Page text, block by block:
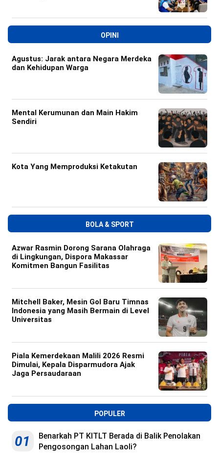
OPINI
Agustus: Jarak antara Negara Merdeka
dan Kehidupan Warga
Mental Kerumunan dan Main Hakim
Sendiri
Kota Yang Memproduksi Ketakutan
BOLA & SPORT
Azwar Rasmin Dorong Sarana Olahraga
di Lingkungan, Dispora Makassar
Komitmen Bangun Fasilitas
Mitchell Baker, Mesin Gol Baru Timnas
Indonesia yang Masih Bermain di Level
Universitas
Piala Kemerdekaan Malili 2026 Resmi
Dimulai, Kepala Disparmudora Ajak
Jaga Persaudaraan
POPULER
01
Benarkah PT KITLT Berada di Balik Penolakan
Pengosongan Lahan Laoli?